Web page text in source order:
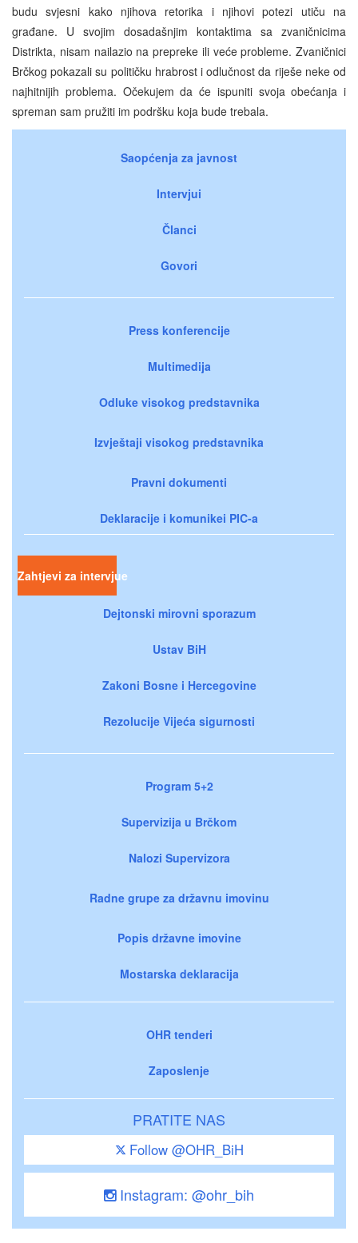
budu svjesni kako njihova retorika i njihovi potezi utiču na
građane. U svojim dosadašnjim kontaktima sa zvaničnicima
Distrikta, nisam nailazio na prepreke ili veće probleme. Zvaničnici
Brčkog pokazali su političku hrabrost i odlučnost da riješe neke od
najhitnijih problema. Očekujem da će ispuniti svoja obećanja i
spreman sam pružiti im podršku koja bude trebala.
Saopćenja za javnost
Intervjui
Članci
Govori
Press konferencije
Multimedija
Odluke visokog predstavnika
Izvještaji visokog predstavnika
Pravni dokumenti
Deklaracije i komunikei PIC-a
Zahtjevi za intervjue
Dejtonski mirovni sporazum
Ustav BiH
Zakoni Bosne i Hercegovine
Rezolucije Vijeća sigurnosti
Program 5+2
Supervizija u Brčkom
Nalozi Supervizora
Radne grupe za državnu imovinu
Popis državne imovine
Mostarska deklaracija
OHR tenderi
Zaposlenje
PRATITE NAS
Follow @OHR_BiH
Instagram: @ohr_bih